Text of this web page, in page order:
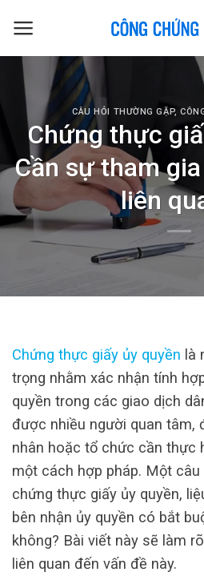
CÂU HỎI THƯỜNG GẶP,
Chứng thực
Cần sự tham
liên
Chứng thực giấy ủy quyền là
trọng nhằm xác nhận tính
quyền trong các giao dịch
được nhiều người quan tâm,
nhân hoặc tổ chức cần thực
một cách hợp pháp. Một
chứng thực giấy ủy quyền,
bên nhận ủy quyền có bắt
không? Bài viết này sẽ làm
liên quan đến vấn đề này.